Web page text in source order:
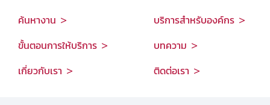
ค้นหางาน > บริการสำหรับองค์กร >
ขั้นตอนการให้บริการ > บทความ >
เกี่ยวกับเรา > ติดต่อเรา >